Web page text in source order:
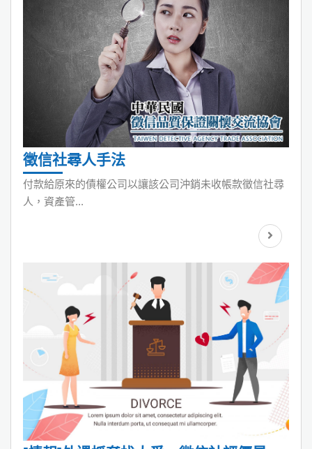
徵信社尋人手法
付款給原來的債權公司以讓該公司沖銷未收帳款徵信社尋
人，資產管...